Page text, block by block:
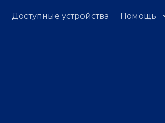
Доступные устройства Помощь